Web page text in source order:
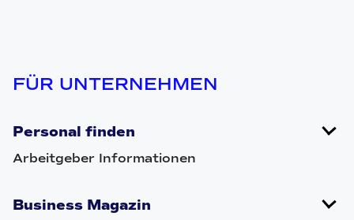
FÜR UNTERNEHMEN
Personal finden
Arbeitgeber Informationen
Business Magazin